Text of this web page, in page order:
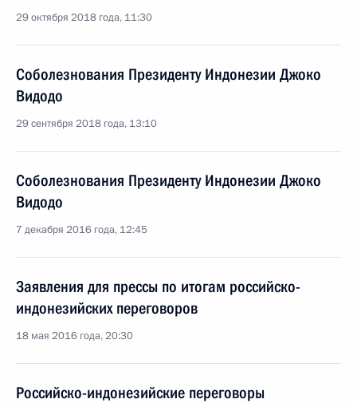
29 октября 2018 года, 11:30
Соболезнования Президенту Индонезии Джоко
Видодо
29 сентября 2018 года, 13:10
Соболезнования Президенту Индонезии Джоко
Видодо
7 декабря 2016 года, 12:45
Заявления для прессы по итогам российско-
индонезийских переговоров
18 мая 2016 года, 20:30
Российско-индонезийские переговоры